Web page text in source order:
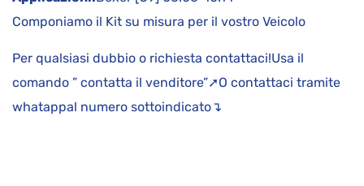
Componiamo il Kit su misura per il vostro Veicolo
Per qualsiasi dubbio o richiesta contattaci!Usa il
comando ” contatta il venditore”➚O contattaci tramite
whatappal numero sottoindicato↴